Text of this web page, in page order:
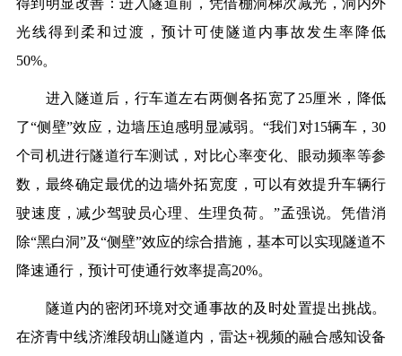
得到明显改善：进入隧道前，凭借棚洞梯次减光，洞内外
光线得到柔和过渡，预计可使隧道内事故发生率降低
50%。
进入隧道后，行车道左右两侧各拓宽了25厘米，降低
了“侧壁”效应，边墙压迫感明显减弱。“我们对15辆车，30
个司机进行隧道行车测试，对比心率变化、眼动频率等参
数，最终确定最优的边墙外拓宽度，可以有效提升车辆行
驶速度，减少驾驶员心理、生理负荷。”孟强说。凭借消
除“黑白洞”及“侧壁”效应的综合措施，基本可以实现隧道不
降速通行，预计可使通行效率提高20%。
隧道内的密闭环境对交通事故的及时处置提出挑战。
在济青中线济潍段胡山隧道内，雷达+视频的融合感知设备